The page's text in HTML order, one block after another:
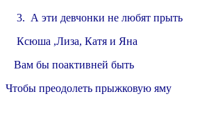
3. А эти девчонки не любят прыть
Ксюша ,Лиза, Катя и Яна
Вам бы поактивней быть
Чтобы преодолеть прыжковую яму